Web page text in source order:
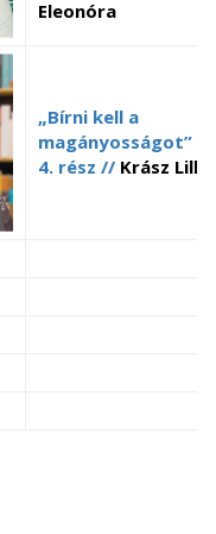
Eleonóra
„Bírni kell a
magányosságot” //
4. rész // Krász Lilla